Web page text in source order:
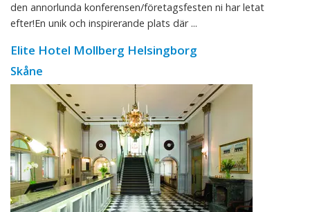
den annorlunda konferensen/företagsfesten ni har letat
efter!En unik och inspirerande plats där ...
Elite Hotel Mollberg Helsingborg
Skåne